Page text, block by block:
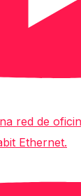
red de
Ethernet.